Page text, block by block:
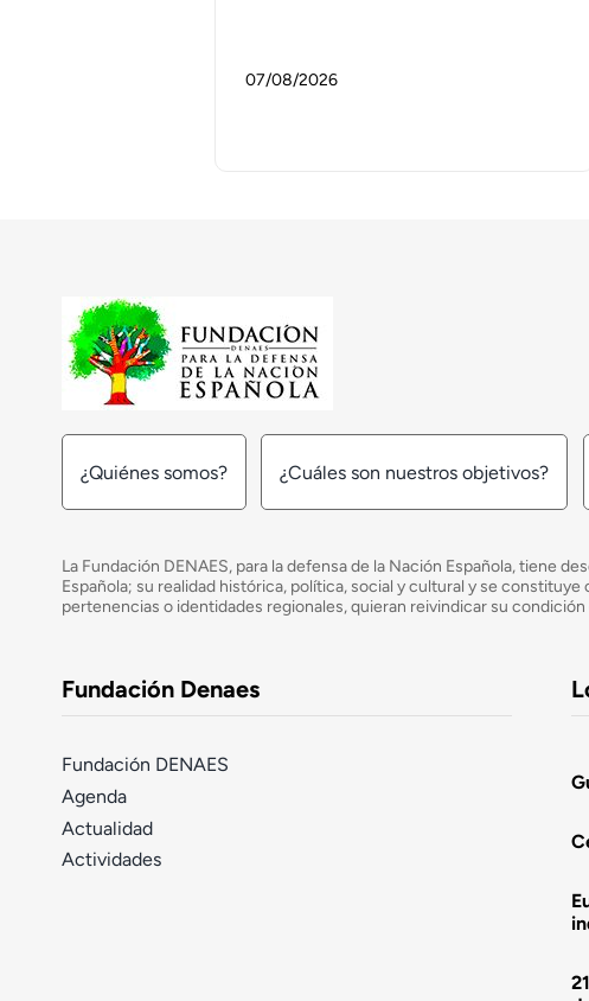
07/08/2026
¿Quiénes somos? ¿Cuáles son nuestros objetivos?
La Fundación DENAES, para la defensa de la Nación Española, tiene
Española; su realidad histórica, política, social y cultural y se
pertenencias o identidades regionales, quieran reivindicar su
Fundación Denaes
Fundación DENAES
Agenda
Actualidad
Actividades